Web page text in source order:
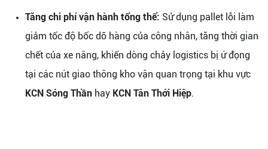
Tăng chi phí vận hành tổng thể: Sử dụng pallet lỗi làm
giảm tốc độ bốc dỡ hàng của công nhân, tăng thời gian
chết của xe nâng, khiến dòng chảy logistics bị ứ đọng
tại các nút giao thông kho vận quan trọng tại khu vực
KCN Sóng Thần hay KCN Tân Thới Hiệp.